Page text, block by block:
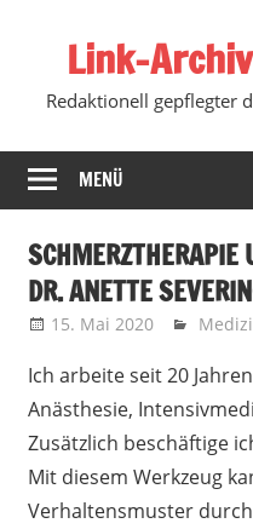
springenLink-
Redaktionell gepflegter
MENÜ
SCHMERZTHERAPIE
DR. ANETTE
15. Mai 2020 Marko
Ich arbeite seit 20
Anästhesie,
Zusätzlich beschäftige
Mit diesem Werkzeug
Verhaltensmuster